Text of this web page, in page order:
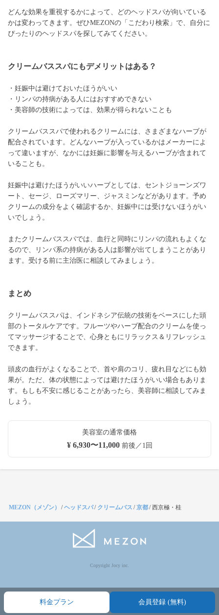
どんな効果を重視するかによって、どのヘッドスパが向いている
かは変わってきます。ぜひMEZONの「こだわり検索」で、自分に
ぴったりのヘッドスパを探してみてください。
クリームバススパにもデメリットはある？
・妊娠中は避けておいたほうがいい
・リンパの持病がある人にはおすすめできない
・美容師の技術によっては、効果が得られないことも
クリームバススパで使われるクリームには、さまざまなハーブが
配合されています。どんなハーブが入っているかはメーカーによ
って違いますが、なかには妊娠に影響を与えるハーブが含まれて
いることも。
妊娠中は避けたほうがいいハーブとしては、セントジョーンズワ
ート、セージ、ローズマリー、ジャスミンなどがあります。予め
クリームの成分をよく確認するか、妊娠中には受けないほうがい
いでしょう。
またクリームバススパでは、血行と同時にリンパの流れもよくな
るので、リンパ系の持病がある人は影響が出てしまうことがあり
ます。受ける前に主治医に相談してみましょう。
まとめ
クリームバススパは、インドネシア伝統の技術をベースにした頭
部のトータルケアです。フルーツやハーブ配合のクリームを使っ
てマッサージすることで、心身ともにリラックス＆リフレッシュ
できます。
頭皮の血行がよくなることで、首や肩のコリ、疲れ目などにも効
果が。ただ、体の状態によっては避けたほうがいい場合もありま
す。もしも不安に感じることがあったら、美容師に相談してみま
しょう。
美容室の通常価格
¥ 6,930〜11,000前後／1回
料金プラン 会員登録 (無料)
MEZON（メゾン） /ヘッドスパ/ クリームバス /京都/西京極・桂
Copyright Jocy inc.